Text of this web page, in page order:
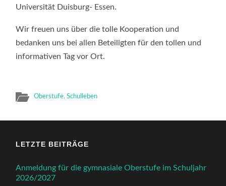
Universität Duisburg- Essen.
Wir freuen uns über die tolle Kooperation und
bedanken uns bei allen Beteiligten für den tollen und
informativen Tag vor Ort.
Oberstufe,Schulleben
LETZTE BEITRÄGE
Anmeldung für die gymnasiale Oberstufe im Schuljahr
2026/2027